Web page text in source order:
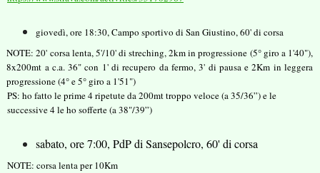
giovedì, ore 18:30, Campo sportivo di San Giustino, 60' di corsa
NOTE:20' corsa lenta, 5'/10' di streching, 2km in progressione (5° giro a 1'40"),
8x200mt a c.a. 36" con 1' di recupero da fermo, 3' di pausa e 2Km in leggera
progressione (4° e 5° giro a 1'51")
PS: ho fatto le prime 4 ripetute da 200mt troppo veloce (a 35/36”) e le
successive 4 le ho sofferte (a 38"/39”)
sabato, ore 7:00, PdP di Sansepolcro, 60' di corsa
NOTE: corsa lenta per 10Km